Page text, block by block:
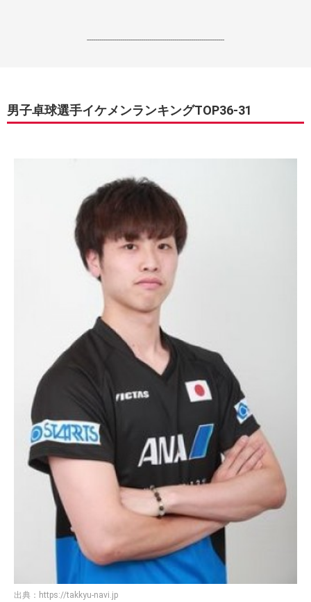
------------------------------------------------------------------
男子卓球選手イケメンランキングTOP36-31
出典： https://takkyu-navi.jp